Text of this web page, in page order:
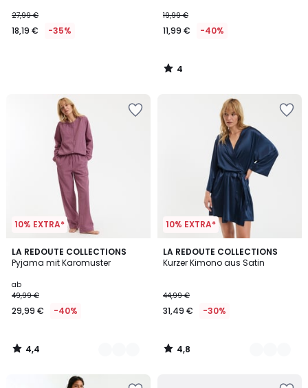
27,99 €
18,19 € -35%
19,99 €
11,99 € -40%
4
/
10% EXTRA*
LA REDOUTE COLLECTIONS
Pyjama mit Karomuster
ab
49,99 €
29,99 € -40%
4,4
/ 5
2
Farben
4,4
/
10% EXTRA*
LA REDOUTE COLLECTIONS
Kurzer Kimono aus Satin
44,99 €
31,49 € -30%
4,8
/ 5
2
Farben
4,8
/